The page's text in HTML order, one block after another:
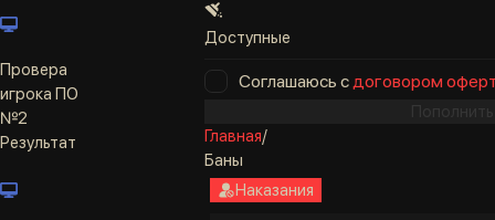
Провера
игрока ПО
№2
Результат
Доступные
Соглашаюсь сдоговором
Главная/
Баны
Наказания